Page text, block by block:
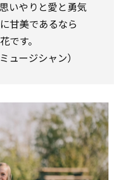
いやりと愛と勇気
甘美であるなら
です。
ージシャン）